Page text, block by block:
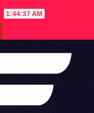
1:44:37 AM